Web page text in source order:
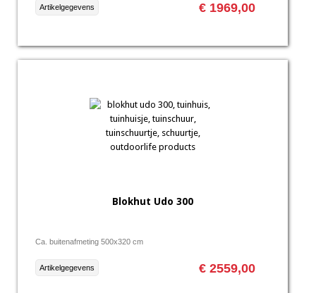
€ 1969,00
Artikelgegevens
Blokhut Udo 300
Ca. buitenafmeting 500x320 cm
€ 2559,00
Artikelgegevens